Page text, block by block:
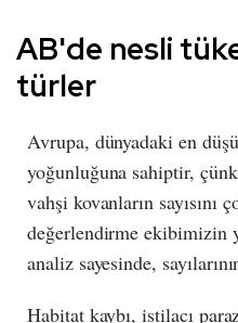
AB'de nesli
türler
Avrupa, dünyadaki en
yoğunluğuna sahiptir,
vahşi kovanların sayısını
değerlendirme ekibimizin
analiz sayesinde,
Habitat kaybı, istilacı